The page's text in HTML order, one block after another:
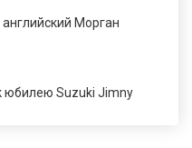
Морган
юбилею Suzuki Jimny